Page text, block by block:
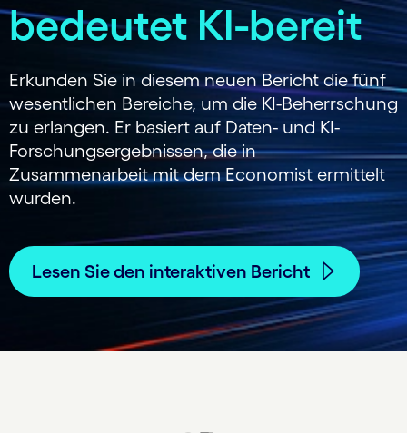
bedeutet KI-bereit
Erkunden Sie in diesem neuen Bericht die fünf
wesentlichen Bereiche, um die KI-Beherrschung
zu erlangen. Er basiert auf Daten- und KI-
Forschungsergebnissen, die in
Zusammenarbeit mit dem Economist ermittelt
wurden.
Lesen Sie den interaktiven Bericht